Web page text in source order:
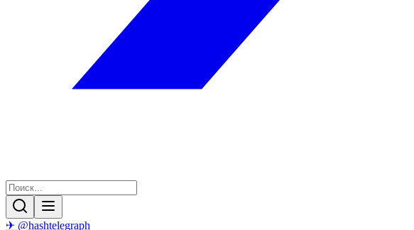
✈ @hashtelegraph